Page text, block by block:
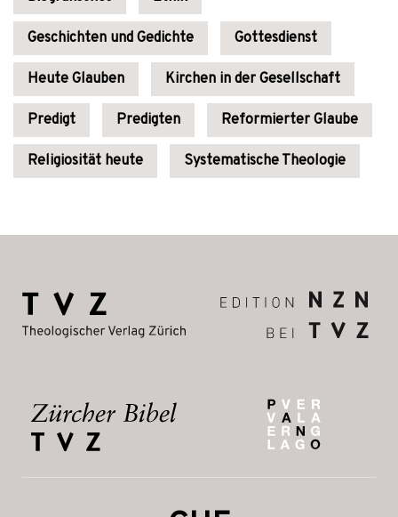
Geschichten und Gedichte Gottesdienst
Heute Glauben Kirchen in der Gesellschaft
Predigt Predigten Reformierter Glaube
Religiosität heute Systematische Theologie